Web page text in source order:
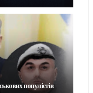
популістів